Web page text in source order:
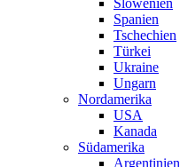
Spanien
Tschechien
Türkei
Ukraine
Ungarn
Nordamerika
USA
Kanada
Südamerika
Argentinien